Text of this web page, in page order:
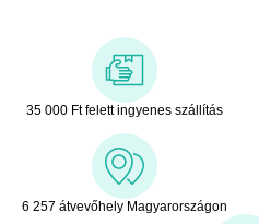
35 000 Ft felett ingyenes szállítás
6 257 átvevőhely Magyarországon